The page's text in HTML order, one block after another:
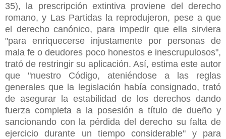
35), la prescripción extintiva proviene del derecho
romano, y Las Partidas la reprodujeron, pese a que
el derecho canónico, para impedir que ella sirviera
"para enriquecerse injustamente por personas de
mala fe o deudores poco honestos e inescrupulosos",
trató de restringir su aplicación. Así, estima este autor
que "nuestro Código, ateniéndose a las reglas
generales que la legislación había consignado, trató
de asegurar la estabilidad de los derechos dando
fuerza completa a la posesión a título de dueño y
sancionando con la pérdida del derecho su falta de
ejercicio durante un tiempo considerable" y para